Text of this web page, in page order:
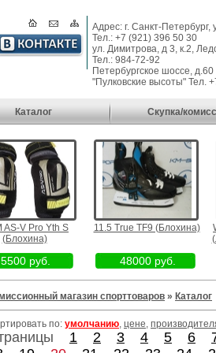
Адрес: г. Санкт-Петербург,
Тел.: +7 (921) 396 50 30
ул. Димитрова, д 3, к.2,
Тел.: 984-72-92
Петербургское шоссе,
"Пулковские высоты" Тел.
Каталог Скупка/
Yth S
руб.
11.5 True TF9 (Блохина)
48000 руб.
магазин спорттоваров » Каталог
по: умолчанию, цене,
1 2 3 4 5 6